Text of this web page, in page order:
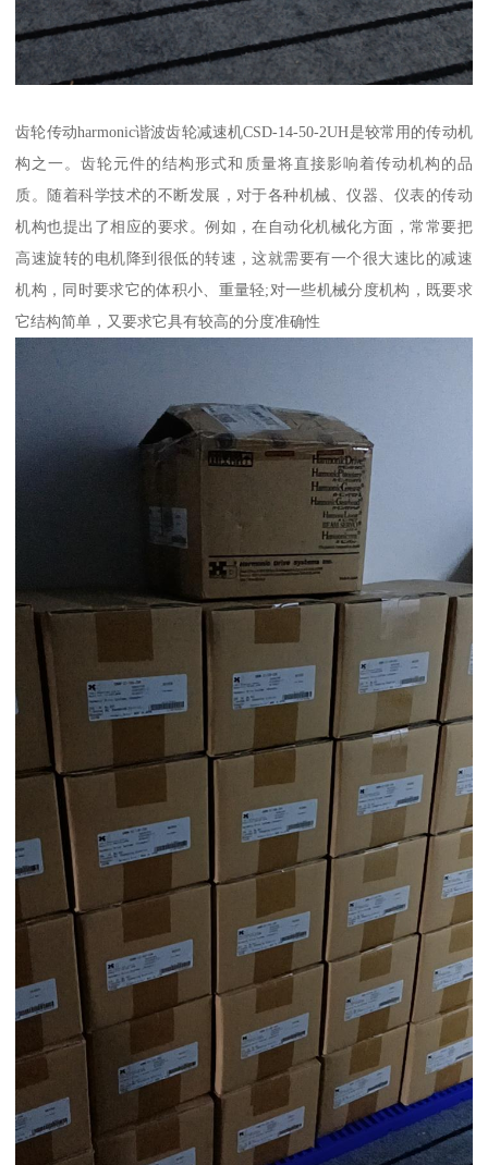
齿轮传动harmonic谐波齿轮减速机CSD-14-50-2UH是较常用的传动机
构之一。齿轮元件的结构形式和质量将直接影响着传动机构的品
质。随着科学技术的不断发展，对于各种机械、仪器、仪表的传动
机构也提出了相应的要求。例如，在自动化机械化方面，常常要把
高速旋转的电机降到很低的转速，这就需要有一个很大速比的减速
机构，同时要求它的体积小、重量轻;对一些机械分度机构，既要求
它结构简单，又要求它具有较高的分度准确性